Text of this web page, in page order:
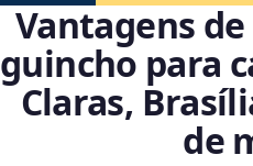
Vantagens
guincho para
Claras,
de